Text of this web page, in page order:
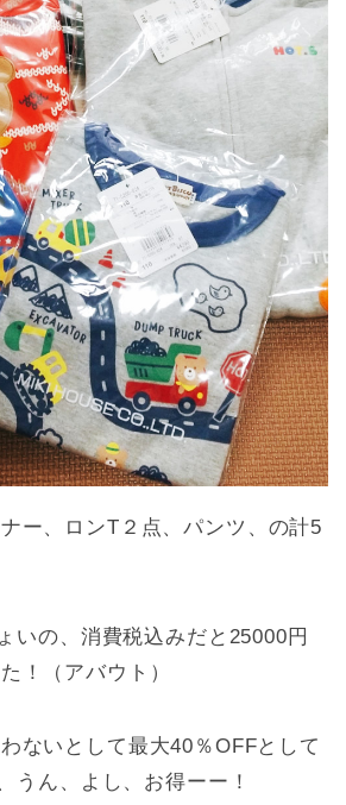
ー、ロンT２点、パンツ、の計5
いの、消費税込みだと25000円
！（アバウト）
ないとして最大40％OFFとして
うん、よし、お得ーー！